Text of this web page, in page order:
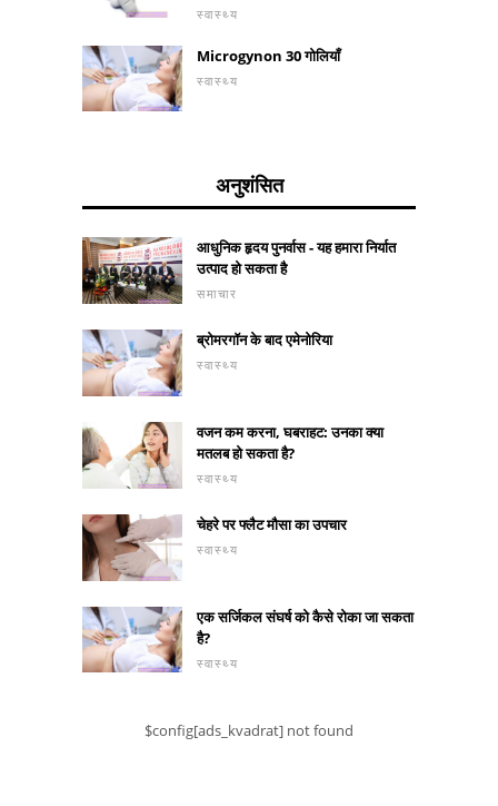
स्वास्थ्य
Microgynon 30 गोलियाँ
स्वास्थ्य
अनुशंसित
आधुनिक हृदय पुनर्वास - यह हमारा निर्यात
उत्पाद हो सकता है
समाचार
ब्रोमरगॉन के बाद एमेनोरिया
स्वास्थ्य
वजन कम करना, घबराहट: उनका क्या
मतलब हो सकता है?
स्वास्थ्य
चेहरे पर फ्लैट मौसा का उपचार
स्वास्थ्य
एक सर्जिकल संघर्ष को कैसे रोका जा सकता
है?
स्वास्थ्य
$config[ads_kvadrat] not found